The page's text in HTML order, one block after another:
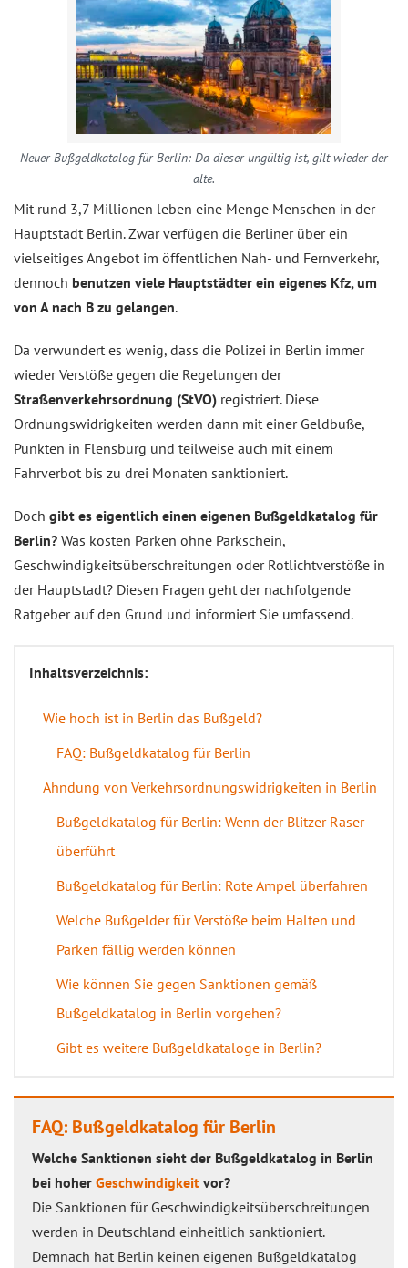
Neuer Bußgeldkatalog für Berlin: Da dieser ungültig ist, gilt wieder der
alte.
Mit rund 3,7 Millionen leben eine Menge Menschen in der
Hauptstadt Berlin. Zwar verfügen die Berliner über ein
vielseitiges Angebot im öffentlichen Nah- und Fernverkehr,
dennoch benutzen viele Hauptstädter ein eigenes Kfz, um
von A nach B zu gelangen.
Da verwundert es wenig, dass die Polizei in Berlin immer
wieder Verstöße gegen die Regelungen der
Straßenverkehrsordnung (StVO) registriert. Diese
Ordnungswidrigkeiten werden dann mit einer Geldbuße,
Punkten in Flensburg und teilweise auch mit einem
Fahrverbot bis zu drei Monaten sanktioniert.
Doch gibt es eigentlich einen eigenen Bußgeldkatalog für
Berlin? Was kosten Parken ohne Parkschein,
Geschwindigkeitsüberschreitungen oder Rotlichtverstöße in
der Hauptstadt? Diesen Fragen geht der nachfolgende
Ratgeber auf den Grund und informiert Sie umfassend.
Inhaltsverzeichnis:
Wie hoch ist in Berlin das Bußgeld?
FAQ: Bußgeldkatalog für Berlin
Ahndung von Verkehrsordnungswidrigkeiten in Berlin
Bußgeldkatalog für Berlin: Wenn der Blitzer Raser
überführt
Bußgeldkatalog für Berlin: Rote Ampel überfahren
Welche Bußgelder für Verstöße beim Halten und
Parken fällig werden können
Wie können Sie gegen Sanktionen gemäß
Bußgeldkatalog in Berlin vorgehen?
Gibt es weitere Bußgeldkataloge in Berlin?
FAQ: Bußgeldkatalog für Berlin
Welche Sanktionen sieht der Bußgeldkatalog in Berlin
bei hoher Geschwindigkeit vor?
Die Sanktionen für Geschwindigkeitsüberschreitungen
werden in Deutschland einheitlich sanktioniert.
Demnach hat Berlin keinen eigenen Bußgeldkatalog